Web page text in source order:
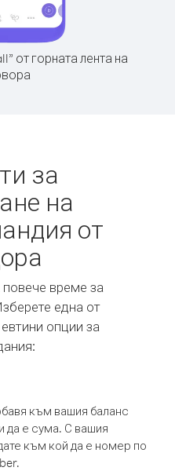
от горната лента на
за
на
от
време за
една от
опции за
към вашия баланс
да е сума. С вашия
към кой да е номер по